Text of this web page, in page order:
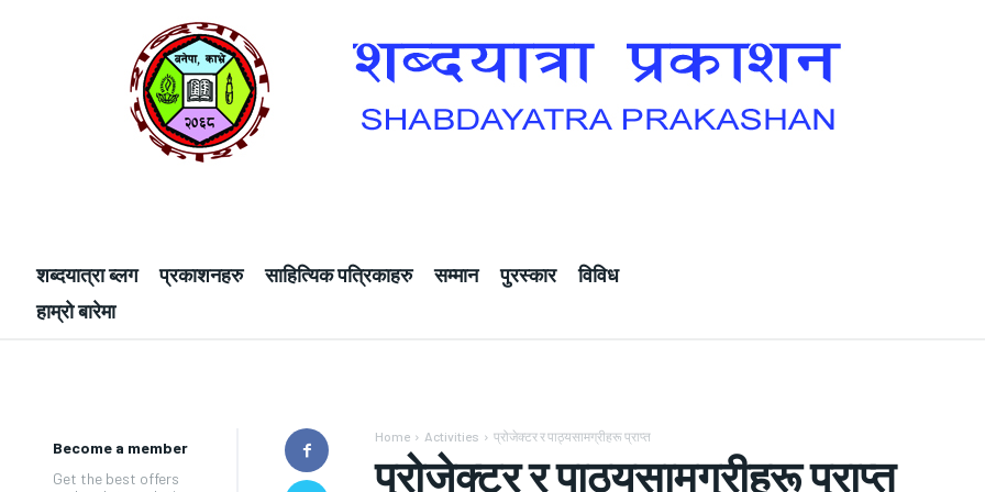
शब्दयात्रा ब्लग प्रकाशनहरु साहित्यिक पत्रिकाहरु सम्मान पुरस्कार
विविध
हाम्रो बारेमा
Become a member
Get the best offers
Home Activities प्रोजेक्टर र पाठ्यसामग्रीहरू प्राप्त
प्रोजेक्टर र पाठ्यसामग्रीहरू प्राप्त